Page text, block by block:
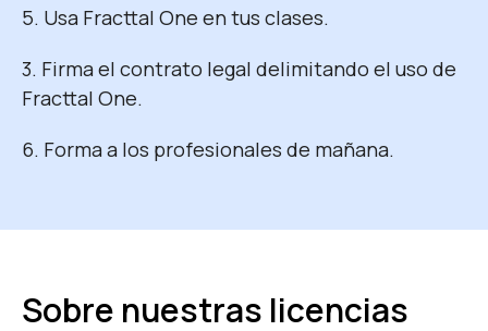
5. Usa Fracttal One en tus clases.
3. Firma el contrato legal delimitando el uso de
Fracttal One.
6. Forma a los profesionales de mañana.
Sobre nuestras licencias